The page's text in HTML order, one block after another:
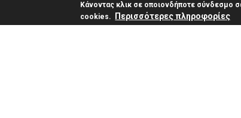
Κάνοντας κλικ σε οποιονδήποτε σύνδεσμο
cookies.
Περισσότερες πληροφορίες